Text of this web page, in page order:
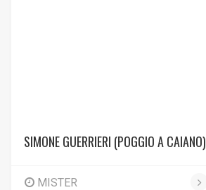
SIMONE GUERRIERI (POGGIO A CAIANO)
MISTER